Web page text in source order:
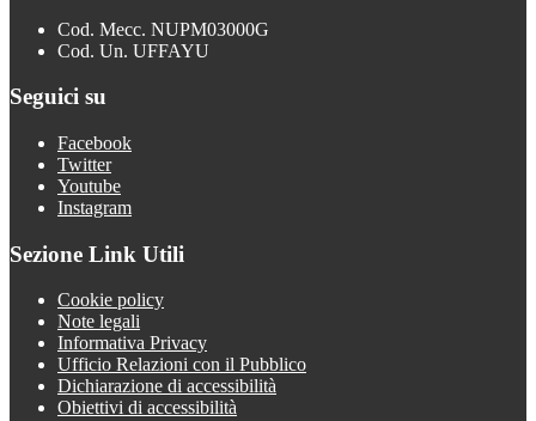
Cod. Mecc. NUPM03000G
Cod. Un. UFFAYU
Seguici su
Facebook
Twitter
Youtube
Instagram
Sezione Link Utili
Cookie policy
Note legali
Informativa Privacy
Ufficio Relazioni con il Pubblico
Dichiarazione di accessibilità
Obiettivi di accessibilità